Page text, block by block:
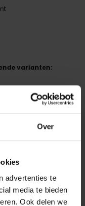
Over
advertenties te
media te bieden
Ook delen we
varianten: